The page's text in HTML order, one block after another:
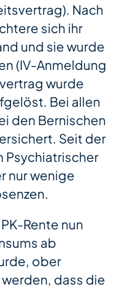
Nach
sich ihr
und sie wurde
(IV-Anmeldung
wurde
Bei allen
den Bernischen
Seit der
Psychiatrischer
nur wenige
Rente nun
ab
ober
dass die